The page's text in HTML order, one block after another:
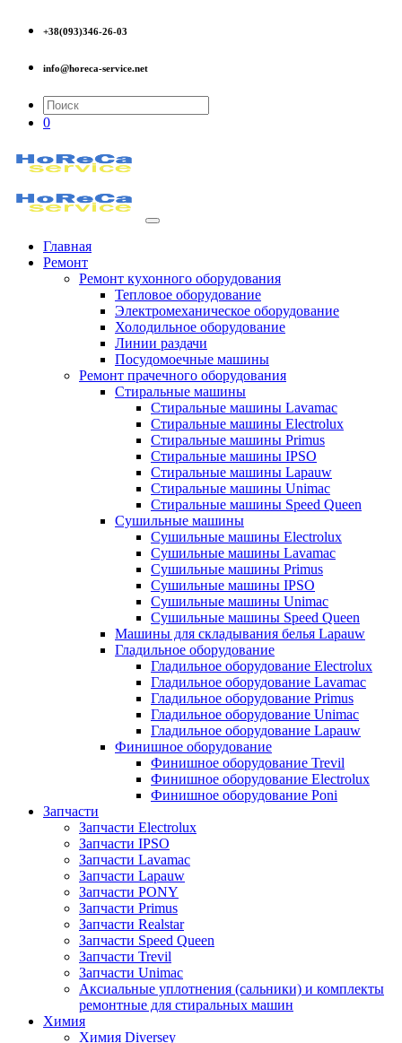
+38(093)346-26-03
info@horeca-service.net
0
Главная
Ремонт
Ремонт кухонного оборудования
Тепловое оборудование
Электромеханическое оборудование
Холодильное оборудование
Линии раздачи
Посудомоечные машины
Ремонт прачечного оборудования
Стиральные машины
Стиральные машины Lavamac
Стиральные машины Electrolux
Стиральные машины Primus
Стиральные машины IPSO
Стиральные машины Lapauw
Стиральные машины Unimac
Стиральные машины Speed Queen
Сушильные машины
Сушильные машины Electrolux
Сушильные машины Lavamac
Сушильные машины Primus
Сушильные машины IPSO
Сушильные машины Unimac
Сушильные машины Speed Queen
Машины для складывания белья Lapauw
Гладильное оборудование
Гладильное оборудование Electrolux
Гладильное оборудование Lavamac
Гладильное оборудование Primus
Гладильное оборудование Unimac
Гладильное оборудование Lapauw
Финишное оборудование
Финишное оборудование Trevil
Финишное оборудование Electrolux
Финишное оборудование Poni
Запчасти
Запчасти Electrolux
Запчасти IPSO
Запчасти Lavamac
Запчасти Lapauw
Запчасти PONY
Запчасти Primus
Запчасти Realstar
Запчасти Speed Queen
Запчасти Trevil
Запчасти Unimac
Аксиальные уплотнения (сальники) и комплекты
ремонтные для стиральных машин
Химия
Химия Diversey